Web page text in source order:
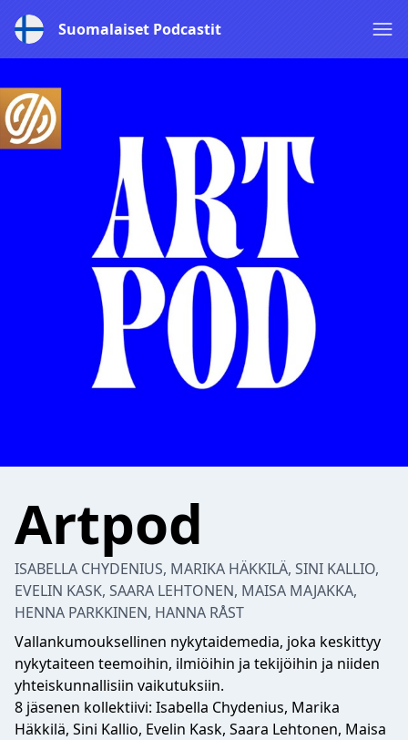
Suomalaiset Podcastit
Artpod
ISABELLA CHYDENIUS, MARIKA HÄKKILÄ, SINI KALLIO,
EVELIN KASK, SAARA LEHTONEN, MAISA MAJAKKA,
HENNA PARKKINEN, HANNA RÅST
Vallankumouksellinen nykytaidemedia, joka keskittyy
nykytaiteen teemoihin, ilmiöihin ja tekijöihin ja niiden
yhteiskunnallisiin vaikutuksiin.
8 jäsenen kollektiivi: Isabella Chydenius, Marika
Häkkilä, Sini Kallio, Evelin Kask, Saara Lehtonen, Maisa